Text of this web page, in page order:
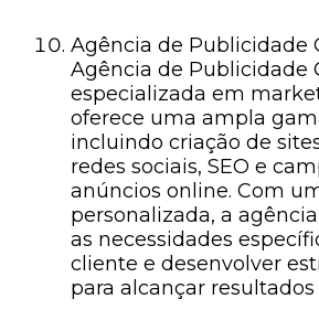
Agência de Publicidade
Agência de Publicidade
especializada em
oferece uma ampla
incluindo criação de
redes sociais, SEO e
anúncios online. Com
personalizada, a
as necessidades
cliente e desenvolver
para alcançar